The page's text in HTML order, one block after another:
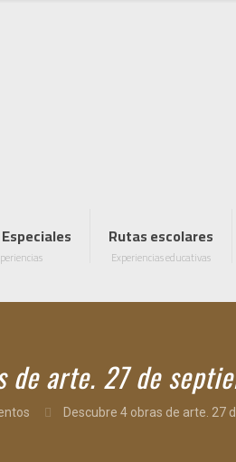
Rutas escolares
Experiencias educativas
de arte. 27 de
Descubre 4 obras de arte. 27